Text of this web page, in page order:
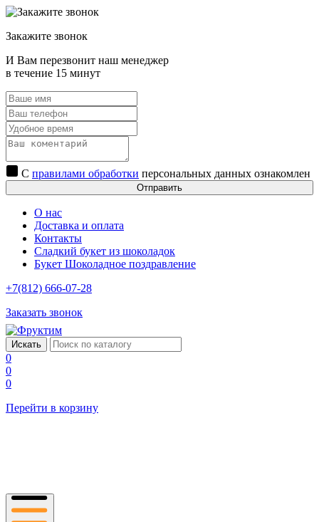
Закажите звонок
И Вам перезвонит наш менеджер
в течение 15 минут
С правилами обработки персональных данных ознакомлен
Отправить
О нас
Доставка и оплата
Контакты
Сладкий букет из шоколадок
Букет Шоколадное поздравление
+7(812) 666-07-28
Заказать звонок
0
0
0
Перейти в корзину